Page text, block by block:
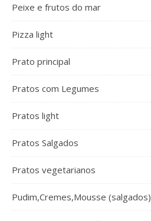
Peixe e frutos do mar
Pizza light
Prato principal
Pratos com Legumes
Pratos light
Pratos Salgados
Pratos vegetarianos
Pudim,Cremes,Mousse (salgados)